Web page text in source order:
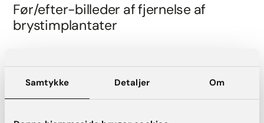
Samtykke Detaljer Om
Før/efter-billeder af fjernelse af
brystimplantater
følgende faktorer: